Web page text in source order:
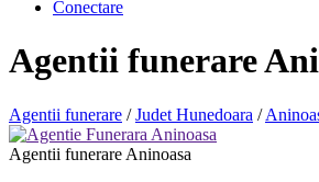
Conectare
Agentii funerare
Agentii funerare /Judet Hunedoara /
Agentii funerare Aninoasa